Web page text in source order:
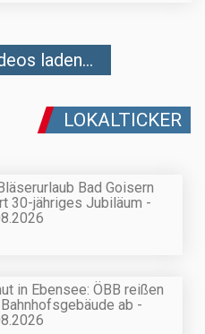
laden...
LOKALTICKER
Bad Goisern
30-jähriges Jubiläum -
in Ebensee: ÖBB reißen
ab -